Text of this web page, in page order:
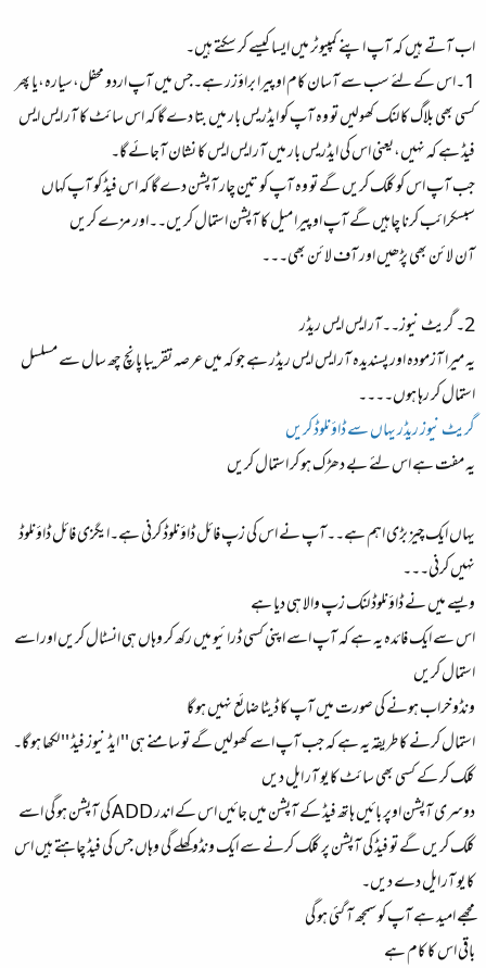
اب آتے ہیں کہ آپ اپنے کمپیوٹر میں ایسا کیسے کر سکتے ہیں۔
1۔اس کے لئے سب سے آسان کام اوپیرا براؤزر ہے۔جس میں آپ اردو محفل،سیارہ،یا پھر
کسی بھی بلاگ کا لنک کھولیں تو وہ آپ کو ایڈریس بار میں بتا دے گا کہ اس سائٹ کا آر ایس ایس
فیڈ ہے کہ نہیں،یعنی اس کی ایڈریس بار میں آر ایس ایس کا نشان آجائے گا۔
جب آپ اس کو کلک کریں گے تو وہ آپ کو تین چار آپشن دے گا کہ اس فیڈ کو آپ کہاں
سبسکرائب کرنا چاہیں گے آپ اوپیرا میل کا آپشن استمال کریں۔۔اور مزے کریں
آن لائن بھی پڑھیں اور آف لائن بھی۔۔۔
2۔ گریٹ نیوز۔۔آر ایس ایس ریڈر
یہ میرا آزمودہ اور پسندیدہ آر ایس ایس ریڈر ہے جو کہ میں عرصہ تقریبا پانچ چھ سال سے مسلسل
استمال کر رہا ہوں۔۔۔۔
گریٹ نیوز ریڈر یہاں سے ڈاؤنلوڈ کریں
یہ مفت ہے اس لئے بے دھڑک ہو کر استمال کریں
یہاں ایک چیز بڑی اہم ہے۔۔آپ نے اس کی زپ فائل ڈاؤنلوڈ کرنی ہے۔ایگزی فائل ڈاؤنلوڈ
نہیں کرنی۔۔۔
ویسے میں نے ڈاؤنلوڈ لنک زپ والا ہی دیا ہے
اس سے ایک فائدہ یہ ہے کہ آپ اسے اپنی کسی ڈرائیو میں رکھ کر وہاں ہی انسٹال کریں اور اسے
استمال کریں
ونڈو خراب ہونے کی صورت میں آپ کا ڈیٹا ضائع نہیں ہو گا
استمال کرنے کا طریقہ یہ ہے کہ جب آپ اسے کھولیں گے تو سامنے ہی '' ایڈ نیوز فیڈ '' لکھا ہو گا۔
کلک کر کے کسی بھی سائٹ کا یو آر ایل دیں
دوسری آپشن اوپر بائیں ہاتھ فیڈ کے آپشن میں جائیں اس کے اندر ADD کی آپشن ہو گی اسے
کلک کریں گے تو فیڈ کی آپشن پر کلک کرنے سے ایک ونڈو کھلے گی وہاں جس کی فیڈ چاہتے ہیں اس
کا یو آر ایل دے دیں۔
مجھے امید ہے آپ کو سمجھ آ گئی ہو گی
باقی اس کا کام ہے